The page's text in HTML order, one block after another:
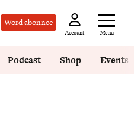
Word abonnee
Account Menu
Podcast Shop Events